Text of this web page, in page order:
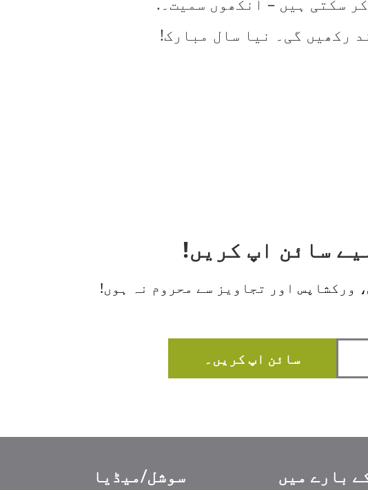
رکھیں گی۔ نیا سال مبارک!
ورکشاپس اور تجاویز سے محروم نہ ہوں!
سائن اپ کریں۔
سوشل/میڈیا
Ελληνικά